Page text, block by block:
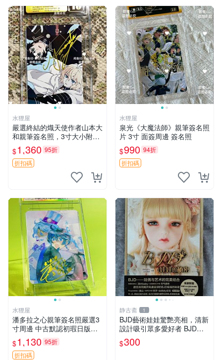
水狸屋
嚴選終結的熾天使作者山本大
和親筆簽名照，3寸大小附原
裝卡磚 終結的熾天使 簽名照
片 親筆簽名周邊
$1,360 95折
折扣碼
水狸屋
泉光《大魔法師》親筆簽名照
片 3寸 面簽周邊 簽名照
$990 94折
折扣碼
水狸屋
潘多拉之心親筆簽名照嚴選3
寸周邊 中古默認初瑕日版含
原裝卡磚 潘多拉之心 網購 周
邊 署名照
$1,130 95折
折扣碼
静古斋 1
BJD藝術娃娃驚艷亮相，清新
設計吸引眾多愛好者 BJD娃
娃、編織藝術、創意收藏
$300